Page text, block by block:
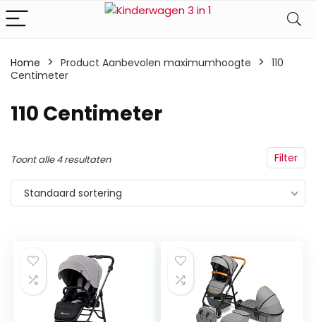
Home Product Aanbevolen maximumhoogte
‎110
Centimeter
‎110 Centimeter
Filter
Toont alle 4 resultaten
Standaard sortering